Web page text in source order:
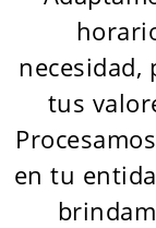
necesidad,
tus
en tu